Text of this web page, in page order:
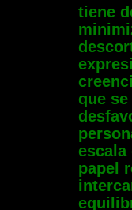
tiene
que
escala
papel